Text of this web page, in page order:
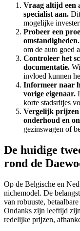
Vraag altijd een
specialist aan.
mogelijke
Probeer een
omstandigheden.
om de auto goed
Controleer het
documentatie.
invloed kunnen
Informeer naar
vorige eigenaar.
korte stadsritjes
Vergelijk prijzen
onderhoud en
gezinswagen of
De huidige
rond de
Op de Belgische en
nichemodel. De
van robuuste,
Ondanks zijn leeftijd
redelijke prijzen,